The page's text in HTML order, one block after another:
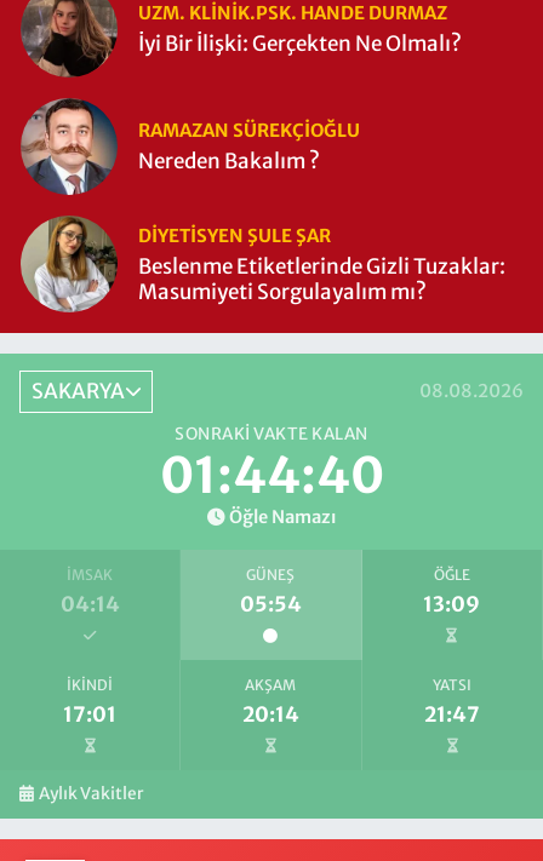
UZM. KLINIK.PSK. HANDE DURMAZ
İyi Bir İlişki: Gerçekten Ne Olmalı?
RAMAZAN SÜREKÇIOĞLU
Nereden Bakalım ?
DIYETISYEN ŞULE ŞAR
Beslenme Etiketlerinde Gizli Tuzaklar:
Masumiyeti Sorgulayalım mı?
SAKARYA 08.08.2026
SONRAKI VAKTE KALAN
01:44:40
Öğle Namazı
İMSAK
04:14
GÜNEŞ
05:54
ÖĞLE
13:09
İKINDI
17:01
AKŞAM
20:14
YATSI
21:47
Aylık Vakitler